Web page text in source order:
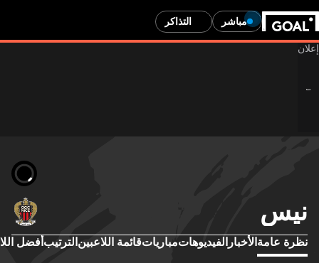
مباشر التذاكر
نيس
نظرة عامة الأخبار الفيديوهاتمبارياتقائمة اللاعبين الترتيب أفضل